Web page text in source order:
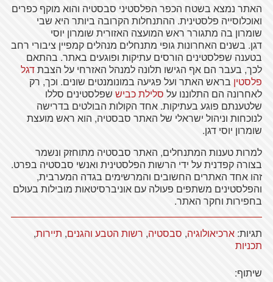
האתר נמצא בשטח הכפר הפלסטיני סבסטיה והוא מוקף כפרים
ואוכלוסייה פלסטינית. ההתנחלות הקרובה ביותר היא שבי
שומרון בה מתגורר ראש המועצה האזורית שומרון יוסי
דגן. בשנים האחרונות גופי מתנחלים מנהלים קמפיין ציבורי רחב
בטענה שפלסטינים הורסים עתיקות ופוגעים באתר. בהתאם
לכך, בעבר הם אף הגישו תלונה למנהל האזרחי על הצבתדגל
פלסטין בראש האתר ועל פגיעה במונומנטים שונים. וכך, רק
לאחרונה הם התלוננו על סלילתכביששפלסטינים סללו
שלטענתם פוגע בעתיקות. אחד הקולות הבולטים בדרישה
לנוכחות וניהול ישראלי של האתר סבסטיה, הוא ראש מועצת
שומרון יוסי דגן.
למרות טענות המתנחלים, האתר סבסטיה מתוחזק ונשמר
בצורה קפדנית על ידי הרשות הפלסטינית ואנשי סבסטיה בפרט.
זהו אחד האתרים החשובים והמרשימים בגדה המערבית,
והפלסטינים משתפים פעולה עם אוניברסיטאות מובילות בעולם
בחפירות וחקר האתר.
תגיות: ארכיאולוגיה, סבסטיה, רשות הטבע והגנים, תיירות,
תכניות
שיתוף: